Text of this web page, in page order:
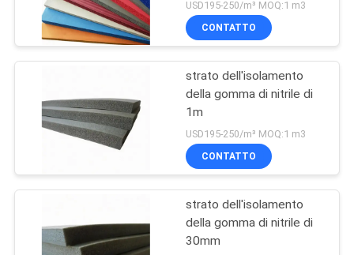
USD195-250/m³ MOQ:1 m3
CONTATTO
strato dell'isolamento
della gomma di nitrile di
1m
USD195-250/m³ MOQ:1 m3
CONTATTO
strato dell'isolamento
della gomma di nitrile di
30mm